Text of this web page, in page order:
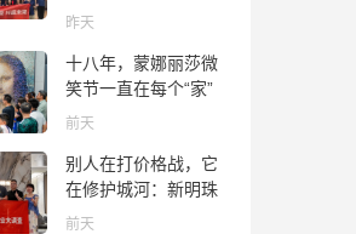
训营圆满收官
昨天
十八年，蒙娜丽莎微
笑节一直在每个“家”
的故事里
前天
别人在打价格战，它
在修护城河：新明珠
岩板的逆势密码
前天